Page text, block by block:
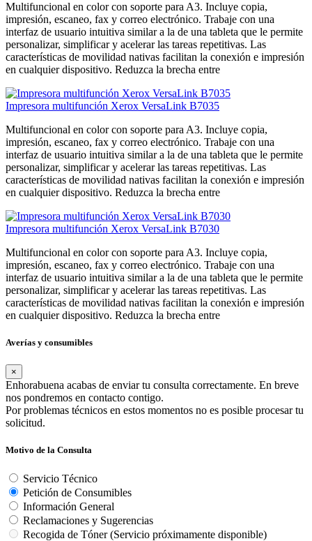
Multifuncional en color con soporte para A3. Incluye copia,
impresión, escaneo, fax y correo electrónico. Trabaje con una
interfaz de usuario intuitiva similar a la de una tableta que le permite
personalizar, simplificar y acelerar las tareas repetitivas. Las
características de movilidad nativas facilitan la conexión e impresión
en cualquier dispositivo. Reduzca la brecha entre
Impresora multifunción Xerox VersaLink B7035
Multifuncional en color con soporte para A3. Incluye copia,
impresión, escaneo, fax y correo electrónico. Trabaje con una
interfaz de usuario intuitiva similar a la de una tableta que le permite
personalizar, simplificar y acelerar las tareas repetitivas. Las
características de movilidad nativas facilitan la conexión e impresión
en cualquier dispositivo. Reduzca la brecha entre
Impresora multifunción Xerox VersaLink B7030
Multifuncional en color con soporte para A3. Incluye copia,
impresión, escaneo, fax y correo electrónico. Trabaje con una
interfaz de usuario intuitiva similar a la de una tableta que le permite
personalizar, simplificar y acelerar las tareas repetitivas. Las
características de movilidad nativas facilitan la conexión e impresión
en cualquier dispositivo. Reduzca la brecha entre
Averías y consumibles
×
Enhorabuena acabas de enviar tu consulta correctamente. En breve
nos pondremos en contacto contigo.
Por problemas técnicos en estos momentos no es posible procesar tu
solicitud.
Motivo de la Consulta
Servicio Técnico
Petición de Consumibles
Información General
Reclamaciones y Sugerencias
Recogida de Tóner (Servicio próximamente disponible)